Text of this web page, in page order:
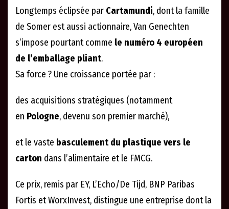
Longtemps éclipsée par Cartamundi, dont la famille
de Somer est aussi actionnaire, Van Genechten
s’impose pourtant comme le numéro 4 européen
de l’emballage pliant.
Sa force ? Une croissance portée par :
des acquisitions stratégiques (notamment
en Pologne, devenu son premier marché),
et le vaste basculement du plastique vers le
carton dans l’alimentaire et le FMCG.
Ce prix, remis par EY, L’Echo/De Tijd, BNP Paribas
Fortis et WorxInvest, distingue une entreprise dont la